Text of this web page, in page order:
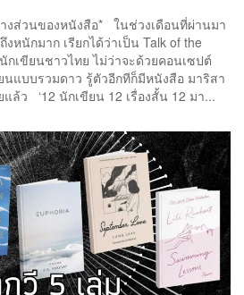
งส่วนของหนังสือ* ในช่วงเดือนที่ผ่านมา
หนักมาก เรียกได้ว่าเป็น Talk of the
เขียนชาวไทย ไม่ว่าจะด้วยคอนเซปต์
นแบบรวมดาว รู้ตัวอีกทีก็มีหนังสือ มาริสา
แล้ว ‘12 นักเขียน 12 เรื่องสั้น 12 มา...